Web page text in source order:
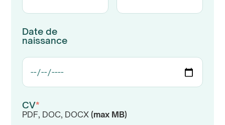
Date de
naissance
CV*
PDF, DOC, DOCX(max MB)